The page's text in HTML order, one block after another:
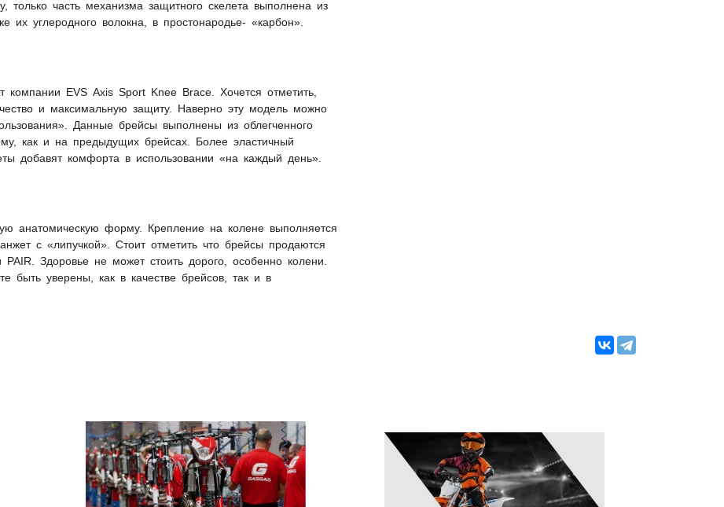
часть механизма защитного скелета выполнена из
углеродного волокна, в простонародье- «карбон».
EVS Axis Sport Knee Brace. Хочется отметить,
и максимальную защиту. Наверно эту модель можно
Данные брейсы выполнены из облегченного
как и на предыдущих брейсах. Более эластичный
добавят комфорта в использовании «на каждый день».
анатомическую форму. Крепление на колене выполняется
с «липучкой». Стоит отметить что брейсы продаются
Здоровье не может стоить дорого, особенно колени.
быть уверены, как в качестве брейсов, так и в